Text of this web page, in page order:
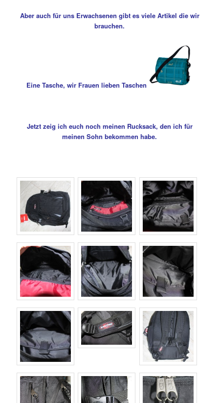
Aber auch für uns Erwachsenen gibt es viele Artikel die wir
brauchen.
Eine Tasche, wir Frauen lieben Taschen
Jetzt zeig ich euch noch meinen Rucksack, den ich für
meinen Sohn bekommen habe.